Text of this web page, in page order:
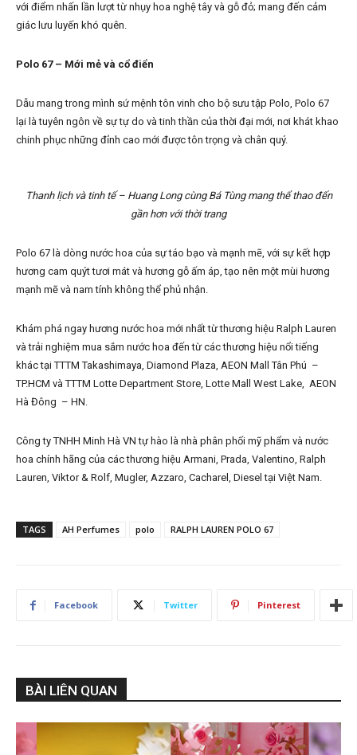
với điểm nhấn lần lượt từ nhụy hoa nghệ tây và gỗ đỏ; mang đến cảm
giác lưu luyến khó quên.
Polo 67 – Mới mẻ và cổ điển
Dẫu mang trong mình sứ mệnh tôn vinh cho bộ sưu tập Polo, Polo 67
lại là tuyên ngôn về sự tự do và tinh thần của thời đại mới, nơi khát khao
chinh phục những đỉnh cao mới được tôn trọng và chân quý.
Thanh lịch và tinh tế – Huang Long cùng Bá Tùng mang thể thao đến
gần hơn với thời trang
Polo 67 là dòng nước hoa của sự táo bạo và mạnh mẽ, với sự kết hợp
hương cam quýt tươi mát và hương gỗ ấm áp, tạo nên một mùi hương
mạnh mẽ và nam tính không thể phủ nhận.
Khám phá ngay hương nước hoa mới nhất từ thương hiệu Ralph Lauren
và trải nghiệm mua sắm nước hoa đến từ các thương hiệu nổi tiếng
khác tại TTTM Takashimaya, Diamond Plaza, AEON Mall Tân Phú –
TP.HCM và TTTM Lotte Department Store, Lotte Mall West Lake, AEON
Hà Đông – HN.
Công ty TNHH Minh Hà VN tự hào là nhà phân phối mỹ phẩm và nước
hoa chính hãng của các thương hiệu Armani, Prada, Valentino, Ralph
Lauren, Viktor & Rolf, Mugler, Azzaro, Cacharel, Diesel tại Việt Nam.
TAGS AH Perfumes polo RALPH LAUREN POLO 67
Facebook Twitter Pinterest
BÀI LIÊN QUAN